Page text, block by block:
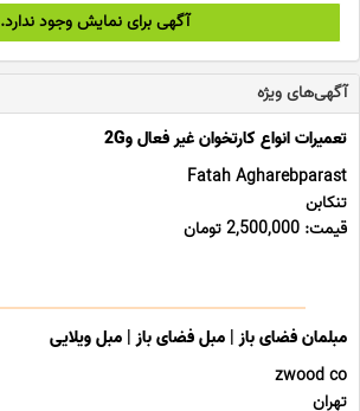
آگهی برای نمایش وجود ندارد.
آگهی‌های ویژه
تعمیرات انواع کارتخوان غیر فعال و2G
Fatah Agharebparast
تنکابن
قیمت: 2,500,000 تومان
مبلمان فضای باز | مبل فضای باز | مبل ویلایی
zwood co
تهران